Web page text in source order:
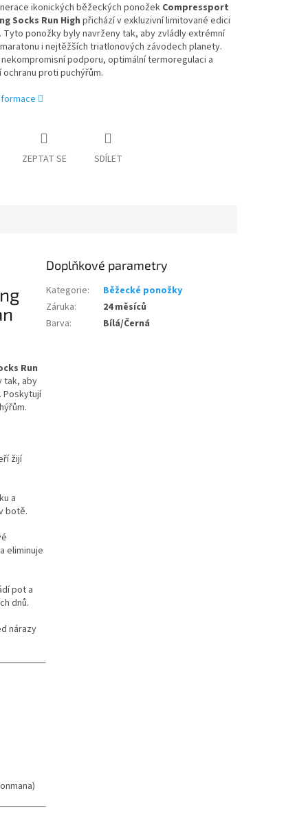
ikonických běžeckých ponožek Compressport
Socks Run High přichází v exkluzivní limitované edici
Tyto ponožky byly navrženy tak, aby zvládly extrémní
i nejtěžších triatlonových závodech planety.
podporu, optimální termoregulaci a
ochranu proti puchýřům.
ZEPTAT SE SDÍLET
Run
tak, aby
Poskytují
žijí
a
botě.
eliminuje
pot a
dnů.
nárazy
Doplňkové parametry
Kategorie:
Běžecké ponožky
Záruka:
24 měsíců
Barva: Bílá/Černá
- Chat